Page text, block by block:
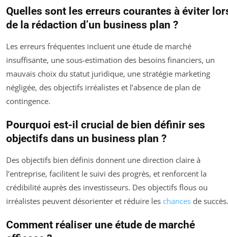
Quelles sont les erreurs courantes à éviter
de la rédaction d’un business plan ?
Les erreurs fréquentes incluent une étude de marché
insuffisante, une sous-estimation des besoins financiers, un
mauvais choix du statut juridique, une stratégie marketing
négligée, des objectifs irréalistes et l’absence de plan de
contingence.
Pourquoi est-il crucial de bien définir ses
objectifs dans un business plan ?
Des objectifs bien définis donnent une direction claire à
l’entreprise, facilitent le suivi des progrès, et renforcent la
crédibilité auprès des investisseurs. Des objectifs flous ou
irréalistes peuvent désorienter et réduire les chances de succès.
Comment réaliser une étude de marché